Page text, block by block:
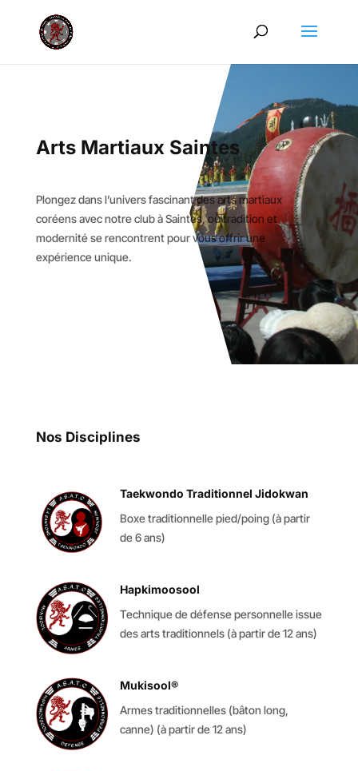
Arts Martiaux Saintes
Plongez dans l’univers fascinant des arts martiaux
coréens avec notre club à Saintes, où tradition et
modernité se rencontrent pour vous offrir une
expérience unique.
Nos Disciplines
Taekwondo Traditionnel Jidokwan
Boxe traditionnelle pied/poing (à partir
de 6 ans)
Hapkimoosool
Technique de défense personnelle issue
des arts traditionnels (à partir de 12 ans)
Mukisool®
Armes traditionnelles (bâton long,
canne) (à partir de 12 ans)